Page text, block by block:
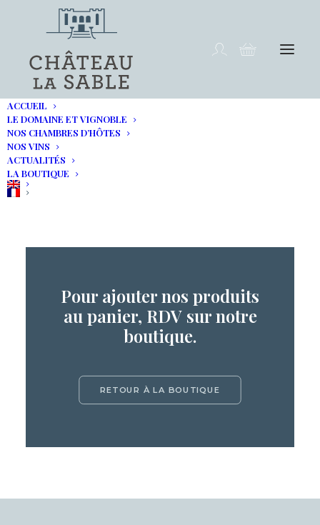
ACCUEIL
LE DOMAINE ET VIGNOBLE
NOS CHAMBRES D’HÔTES
NOS VINS
ACTUALITÉS
LA BOUTIQUE
Pour ajouter nos produits
au panier, RDV sur notre
boutique.
RETOUR À LA BOUTIQUE